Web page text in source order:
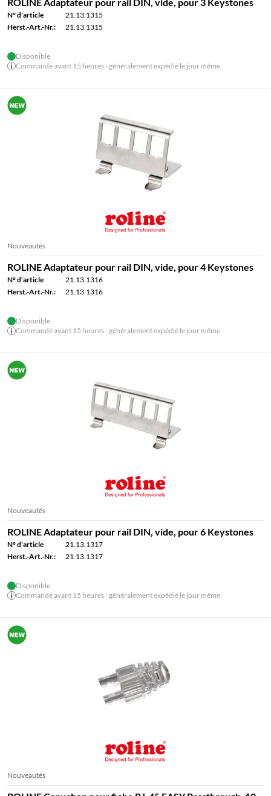
N° d'article
21.13.1315
Herst.-Art.-Nr.:
21.13.1315
Disponible
Commandé avant 15 heures - généralement expédié le jour même
Nouveautés
ROLINE Adaptateur pour rail DIN, vide, pour 4 Keystones
N° d'article
21.13.1316
Herst.-Art.-Nr.:
21.13.1316
Disponible
Commandé avant 15 heures - généralement expédié le jour même
Nouveautés
ROLINE Adaptateur pour rail DIN, vide, pour 6 Keystones
N° d'article
21.13.1317
Herst.-Art.-Nr.:
21.13.1317
Disponible
Commandé avant 15 heures - généralement expédié le jour même
Nouveautés